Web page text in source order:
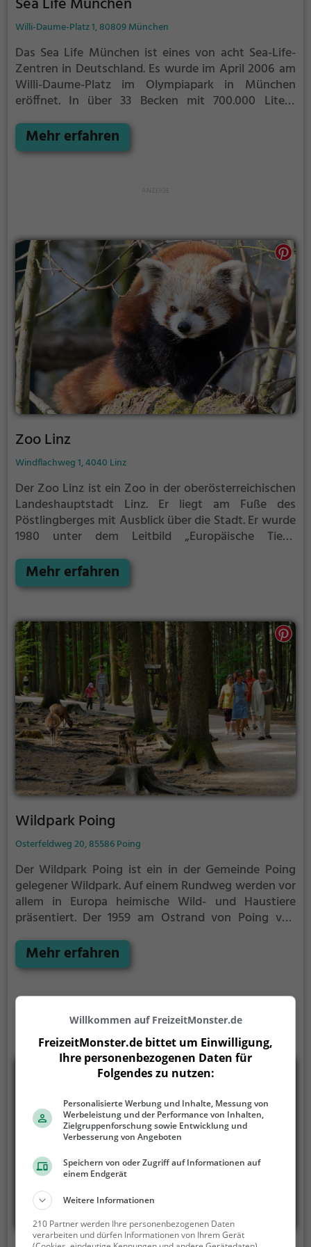
Willi-Daume-Platz 1, 80809 München
Das Sea Life München ist eines von acht Sea-Life-
Zentren in Deutschland. Es wurde im April 2006 am
Willi-Daume-Platz im Olympiapark in München
eröffnet. In über 33 Becken mit 700.000 Litern
Meeresbewohner aus 150 Arten gehalten. Durch ein
400.000 Liter fassendes tropisches Becken führt ein
Mehr erfahren
Zoo Linz
Windflachweg 1, 4040 Linz
Der Zoo Linz ist ein Zoo in der oberösterreichischen
Landeshauptstadt Linz. Er liegt am Fuße des
Pöstlingberges mit Ausblick über die Stadt.Er wurde
1980 unter dem Leitbild „Europäische Tiere,
Fläche von ca. 5,5 Hektar werden heute etwa 650
exotische und heimische Tiere aus rund 110
Alpakas, Rote Pandas, Strauße, Nandus, Emus,
Nasenbären, Erdmännchen und zahlreiche
Vogelarten. Im warmen Tropenhaus haben etwa
Kaimane, Riesenschlangen und Äffchen ihr Zuhause.
Mehr erfahren
Wildpark Poing
Osterfeldweg 20, 85586 Poing
Der Wildpark Poing ist ein in der Gemeinde Poing
gelegener Wildpark. Auf einem Rundweg werden vor
allem in Europa heimische Wild- und Haustiere
präsentiert. Der 1959 am Ostrand von Poing von
Ausflugsziel in der Nähe von München. Nach elf
Jahren Vorarbeiten wurde der Park 1970 eröffnet.
die Möglichkeit, einheimische Wildarten aus der
Nähe zu beobachten. Er wurde mit der Plakette
fachlich geprüftes deutsches Wildgehege und der
Bayerischen Umweltmedaille ausgezeichnet.
Mehr erfahren
Willkommen auf FreizeitMonster.de
FreizeitMonster.de bittet um Einwilligung,
Ihre personenbezogenen Daten für
Folgendes zu nutzen:
Personalisierte Werbung und Inhalte, Messung von
Werbeleistung und der Performance von Inhalten,
Zielgruppenforschung sowie Entwicklung und
Verbesserung von Angeboten
Speichern von oder Zugriff auf Informationen auf
einem Endgerät
Weitere Informationen
210 Partner werden Ihre personenbezogenen Daten
verarbeiten und dürfen Informationen von Ihrem Gerät